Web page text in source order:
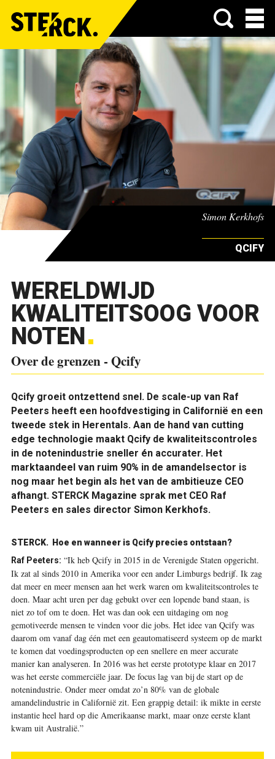
Menu
Simon Kerkhofs
QCIFY
WERELDWIJD
KWALITEITSOOG VOOR
NOTEN
Over de grenzen - Qcify
Qcify groeit ontzettend snel. De scale-up van Raf
Peeters heeft een hoofdvestiging in Californië en een
tweede stek in Herentals. Aan de hand van cutting
edge technologie maakt Qcify de kwaliteitscontroles
in de notenindustrie sneller én accurater. Het
marktaandeel van ruim 90% in de amandelsector is
nog maar het begin als het van de ambitieuze CEO
afhangt. STERCK Magazine sprak met CEO Raf
Peeters en sales director Simon Kerkhofs.
STERCK.
Hoe en wanneer is Qcify precies ontstaan?
Raf Peeters: “Ik heb Qcify in 2015 in de Verenigde Staten opgericht.
Ik zat al sinds 2010 in Amerika voor een ander Limburgs bedrijf. Ik zag
dat meer en meer mensen aan het werk waren om kwaliteitscontroles te
doen. Maar acht uren per dag gebukt over een lopende band staan, is
niet zo tof om te doen. Het was dan ook een uitdaging om nog
gemotiveerde mensen te vinden voor die jobs. Het idee van Qcify was
daarom om vanaf dag één met een geautomatiseerd systeem op de markt
te komen dat voedingsproducten op een snellere en meer accurate
manier kan analyseren. In 2016 was het eerste prototype klaar en 2017
was het eerste commerciële jaar. De focus lag van bij de start op de
notenindustrie. Onder meer omdat zo’n 80% van de globale
amandelindustrie in Californië zit. Een grappig detail: ik mikte in eerste
instantie heel hard op die Amerikaanse markt, maar onze eerste klant
kwam uit Australië.”